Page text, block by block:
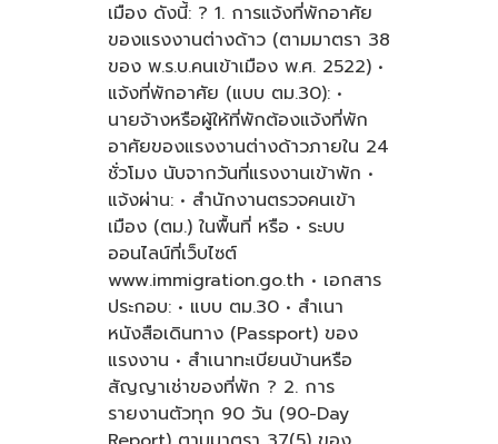
เมือง ดังนี้: ? 1. การแจ้งที่พักอาศัย
ของแรงงานต่างด้าว (ตามมาตรา 38
ของ พ.ร.บ.คนเข้าเมือง พ.ศ. 2522) •
แจ้งที่พักอาศัย (แบบ ตม.30): •
นายจ้างหรือผู้ให้ที่พักต้องแจ้งที่พัก
อาศัยของแรงงานต่างด้าวภายใน 24
ชั่วโมง นับจากวันที่แรงงานเข้าพัก •
แจ้งผ่าน: • สำนักงานตรวจคนเข้า
เมือง (ตม.) ในพื้นที่ หรือ • ระบบ
ออนไลน์ที่เว็บไซต์
www.immigration.go.th • เอกสาร
ประกอบ: • แบบ ตม.30 • สำเนา
หนังสือเดินทาง (Passport) ของ
แรงงาน • สำเนาทะเบียนบ้านหรือ
สัญญาเช่าของที่พัก ? 2. การ
รายงานตัวทุก 90 วัน (90-Day